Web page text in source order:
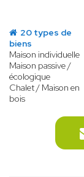
20 types de
biens
Maison individuelle
Maison passive /
écologique
Chalet / Maison en
bois